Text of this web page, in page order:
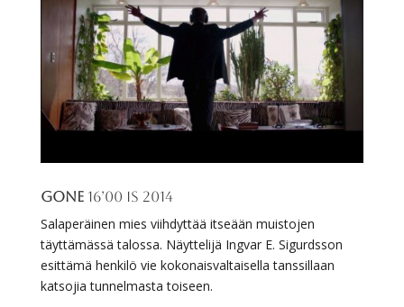
GONE16’00 IS 2014
Salaperäinen mies viihdyttää itseään muistojen
täyttämässä talossa. Näyttelijä Ingvar E. Sigurdsson
esittämä henkilö vie kokonaisvaltaisella tanssillaan
katsojia tunnelmasta toiseen.